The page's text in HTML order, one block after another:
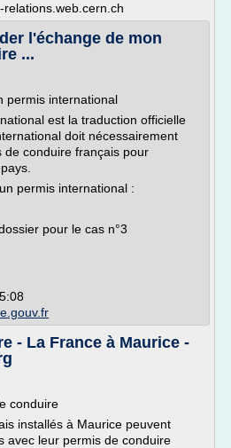
l'échange de mon
...
permis international
est la traduction officielle
doit nécessairement
de conduire français pour
permis international :
pour le cas n°3
- La France à Maurice -
conduire
installés à Maurice peuvent
avec leur permis de conduire